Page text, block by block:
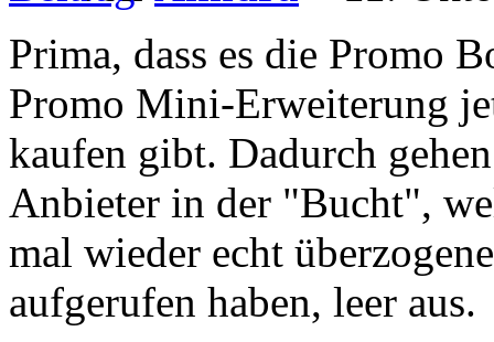
Prima, dass es die Promo
Promo Mini-Erweiterung
kaufen gibt. Dadurch
Anbieter in der "Bucht",
mal wieder echt
aufgerufen haben, leer aus.